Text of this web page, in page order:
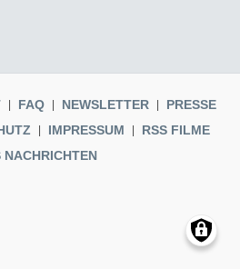
FAQ NEWSLETTER
PRESSE
IMPRESSUM
RSS FILME
NACHRICHTEN